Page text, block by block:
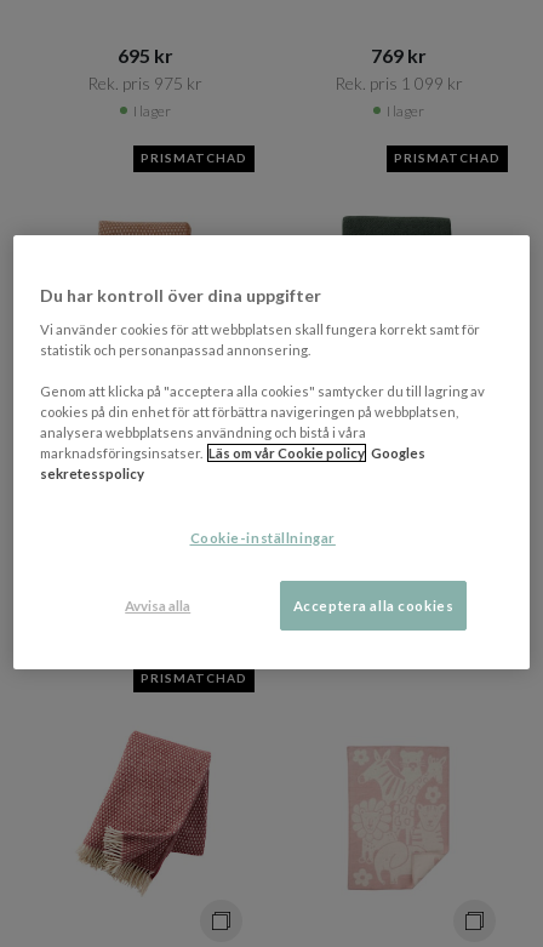
695 kr​​
Rek. pris 975 kr​​
I lager
769 kr​​
Rek. pris 1 099 kr​​
I lager
PRISMATCHAD
+ 3 varianter
KLIPPAN YLLEFABRIK
Rek. pris 975 kr​​
PRISMATCHAD
KLIPPAN YLLEFABRIK
773 kr​​
Rek. pris 1 050 kr​​
I lager
PRISMATCHAD
Du har kontroll över dina uppgifter
Vi använder cookies för att webbplatsen skall fungera korrekt samt för
statistik och personanpassad annonsering.
Genom att klicka på "acceptera alla cookies" samtycker du till lagring av
cookies på din enhet för att förbättra navigeringen på webbplatsen,
analysera webbplatsens användning och bistå i våra
marknadsföringsinsatser. Läs om vår Cookie policy Googles
sekretesspolicy
Cookie-inställningar
Avvisa alla Acceptera alla cookies